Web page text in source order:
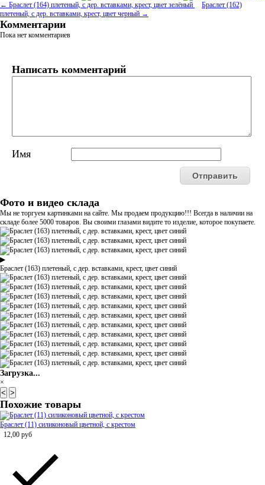
← Браслет (164) плетеный, с дер. вставками, крест, цвет зелёный
Браслет (162)
плетеный, с дер. вставками, крест, цвет черный →
Комментарии
Пока нет комментариев
Написать комментарий
Имя
Фото и видео склада
Мы не торгуем картинками на сайте. Мы продаем продукцию!!! Всегда в наличии на
складе более 5000 товаров. Вы своими глазами видите то изделие, которое покупаете.
▶
Браслет (163) плетеный, с дер. вставками, крест, цвет синий
Загрузка...
×
< >
Похожие товары
Браслет (11) силиконовый цветной, с крестом
12,00 руб